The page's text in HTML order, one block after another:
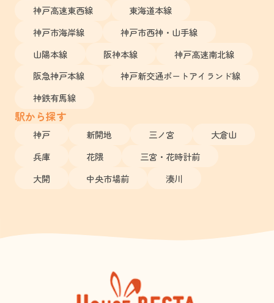
神戸高速東西線
東海道本線
神戸市海岸線
神戸市西神・山手線
山陽本線
阪神本線
神戸高速南北線
阪急神戸本線
神戸新交通ポートアイランド線
神鉄有馬線
駅から探す
神戸 新開地 三ノ宮
大倉山
兵庫
花隈
三宮・花時計前
大開
中央市場前 湊川